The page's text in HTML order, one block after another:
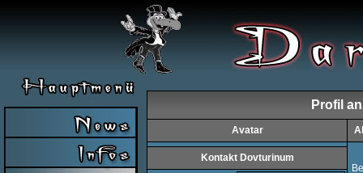
Profil
Avatar
Kontakt Dovturinum